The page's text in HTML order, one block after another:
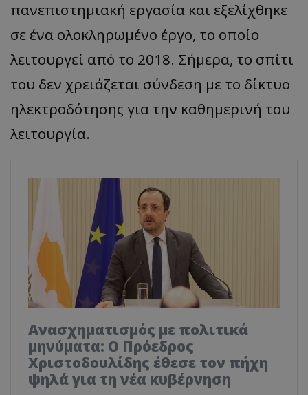
πανεπιστημιακή εργασία και εξελίχθηκε
σε ένα ολοκληρωμένο έργο, το οποίο
λειτουργεί από το 2018. Σήμερα, το σπίτι
του δεν χρειάζεται σύνδεση με το δίκτυο
ηλεκτροδότησης για την καθημερινή του
λειτουργία.
Ανασχηματισμός με πολιτικά
μηνύματα: Ο Πρόεδρος
Χριστοδουλίδης έθεσε τον πήχη
ψηλά για τη νέα κυβέρνηση